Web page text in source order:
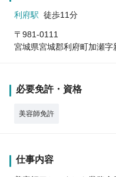
利府駅 徒歩11分
〒981-0111
宮城県宮城郡利府町加瀬字
必要免許・資格
美容師免許
仕事内容